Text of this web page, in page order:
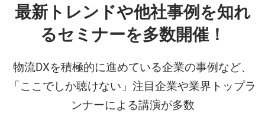
最新トレンドや他社事例を知れ
るセミナーを多数開催！
物流DXを積極的に進めている企業の事例など、
「ここでしか聴けない」注目企業や業界トップラ
ンナーによる講演が多数